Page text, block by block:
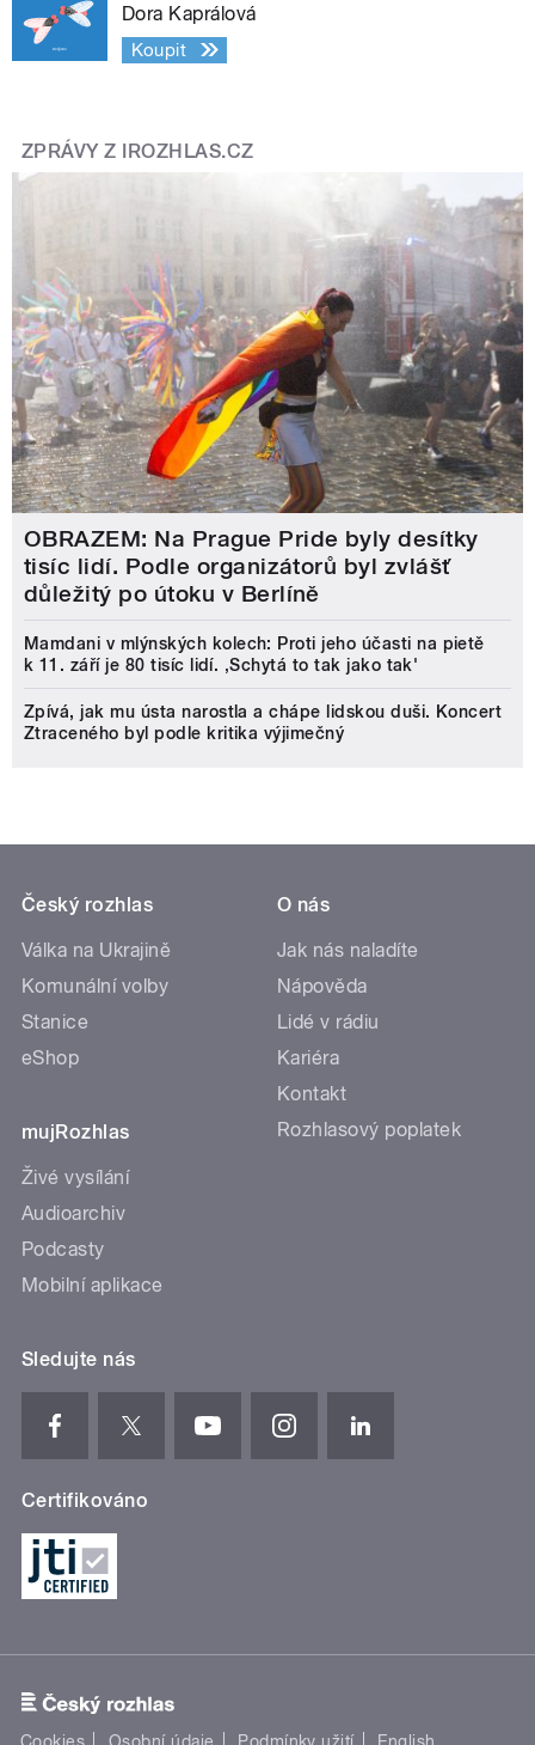
Dora Kaprálová
Koupit
ZPRÁVY Z IROZHLAS.CZ
OBRAZEM: Na Prague Pride byly desítky
tisíc lidí. Podle organizátorů byl zvlášť
důležitý po útoku v Berlíně
Mamdani v mlýnských kolech: Proti jeho účasti na pietě
k 11. září je 80 tisíc lidí. ‚Schytá to tak jako tak'
Zpívá, jak mu ústa narostla a chápe lidskou duši. Koncert
Ztraceného byl podle kritika výjimečný
Český rozhlas
Válka na Ukrajině
Komunální volby
Stanice
eShop
mujRozhlas
Živé vysílání
Audioarchiv
Podcasty
Mobilní aplikace
O nás
Jak nás naladíte
Nápověda
Lidé v rádiu
Kariéra
Kontakt
Rozhlasový poplatek
Sledujte nás
Certifikováno
Cookies Osobní údaje Podmínky užití English